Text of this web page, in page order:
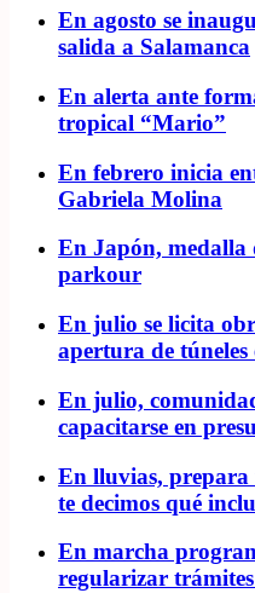
En agosto se
salida a Salamanca
En alerta ante
tropical “Mario”
En febrero inicia
Gabriela Molina
En Japón, medalla
parkour
En julio se licita
apertura de
En julio,
capacitarse en
En lluvias, prepara
te decimos qué
En marcha
regularizar